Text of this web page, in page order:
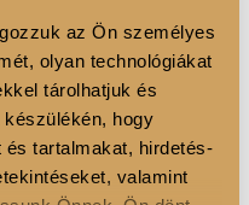
az Ön személyes
olyan technológiákat
tárolhatjuk és
hogy
tartalmakat, hirdetés-
valamint
Tripla Csokoládé